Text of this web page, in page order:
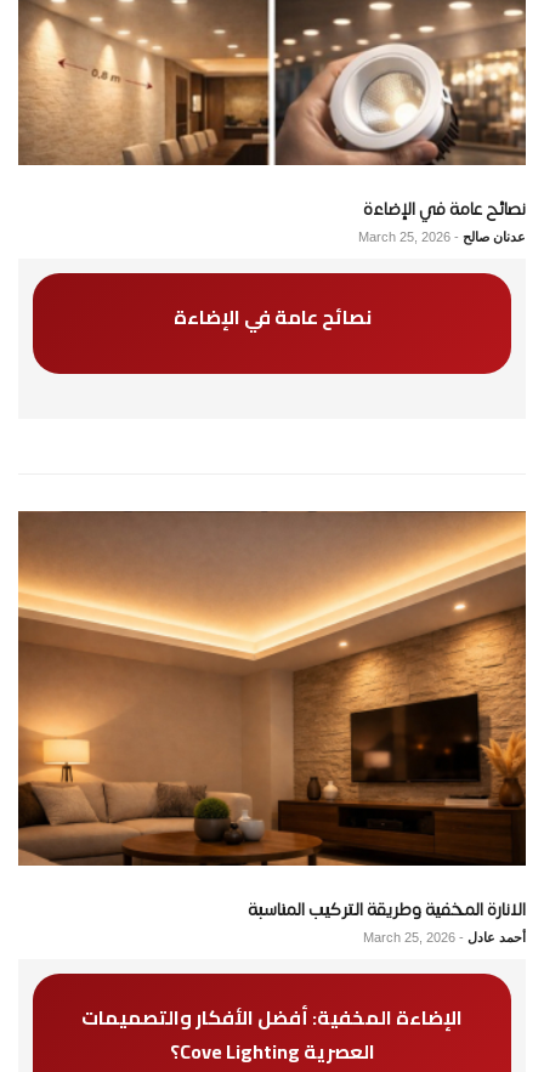
نصائح عامة في الإضاءة
عدنان صالح -
نصائح عامة في الإضاءة
الانارة المخفية وطريقة التركيب المناسبة
أحمد عادل -
الإضاءة المخفية: أفضل الأفكار والتصميمات
العصرية Cove Lighting؟